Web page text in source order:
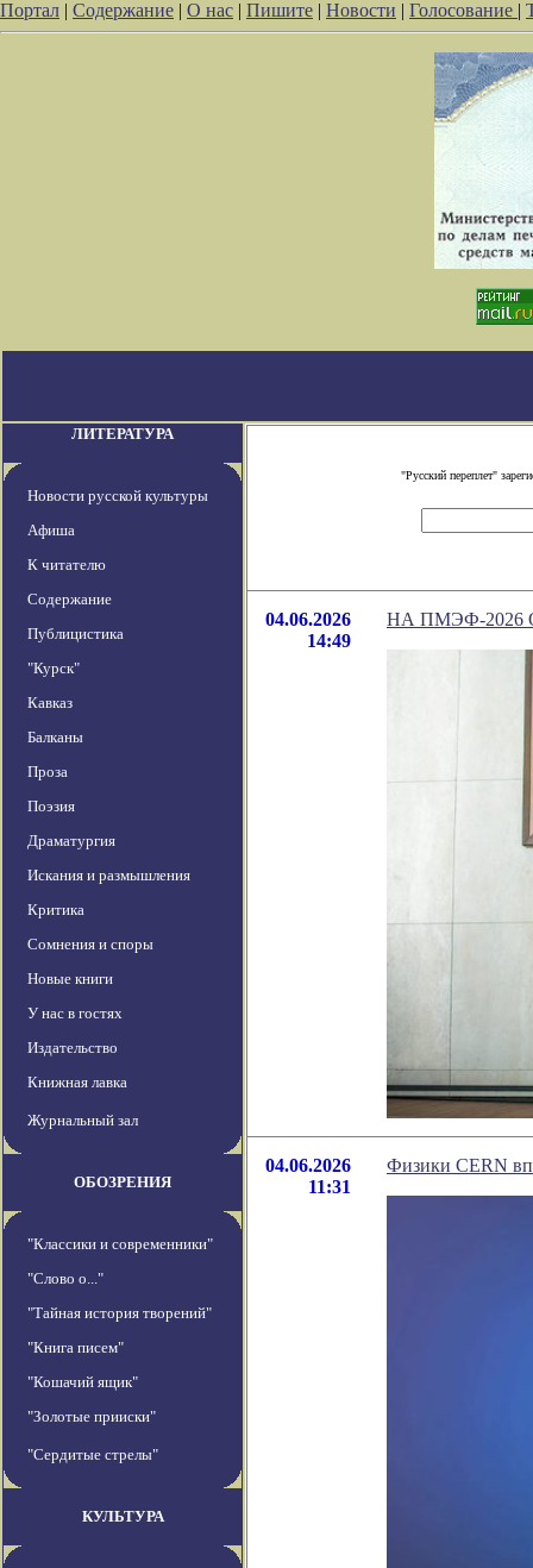
Портал | Содержание | О нас | Пишите | Новости | Голосование |
ЛИТЕРАТУРА
Новости русской культуры
Афиша
К читателю
Содержание
Публицистика
"Курск"
Кавказ
Балканы
Проза
Поэзия
Драматургия
Искания и размышления
Критика
Сомнения и споры
Новые книги
У нас в гостях
Издательство
Книжная лавка
Журнальный зал
ОБОЗРЕНИЯ
"Классики и современники"
"Слово о..."
"Тайная история творений"
"Книга писем"
"Кошачий ящик"
"Золотые прииски"
"Сердитые стрелы"
КУЛЬТУРА
"Русский переплет"
04.06.2026
14:49
НА ПМЭФ-
04.06.2026
11:31
Физики CERN